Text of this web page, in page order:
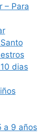
– Para
dias
a 9 años